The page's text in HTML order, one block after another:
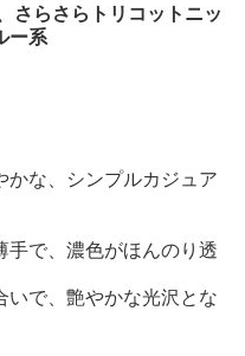
さらさらトリコットニッ
ー系
かな、シンプルカジュア
手で、濃色がほんのり透
いで、艶やかな光沢とな